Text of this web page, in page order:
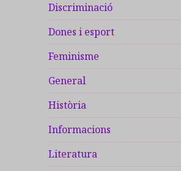
Discriminació
Dones i esport
Feminisme
General
Història
Informacions
Literatura